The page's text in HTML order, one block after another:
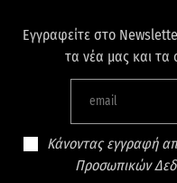
Εγγραφείτε στο
τα νέα μας και τα
Κάνοντας εγγραφή
Προσωπικών